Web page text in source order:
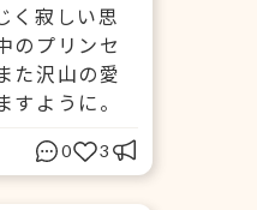
く寂しい思
のプリンセ
た沢山の愛
すように。
0 3